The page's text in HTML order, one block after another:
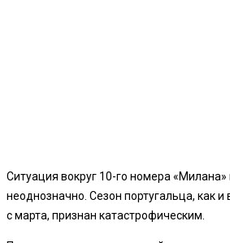
Ситуация вокруг 10-го номера
неоднозначно. Сезон португальца, как
с марта, признан катастрофическим.